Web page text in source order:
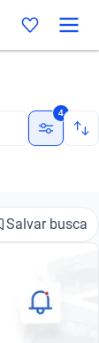
4
Salvar busca